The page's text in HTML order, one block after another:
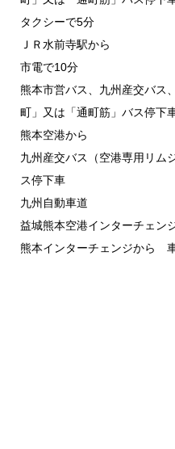
タクシーで5分
ＪＲ水前寺駅から
市電で10分
熊本市営バス、九州産交バス
町」又は「通町筋」バス停下
熊本空港から
九州産交バス（空港専用リム
ス停下車
九州自動車道
益城熊本空港インターチェン
熊本インターチェンジから